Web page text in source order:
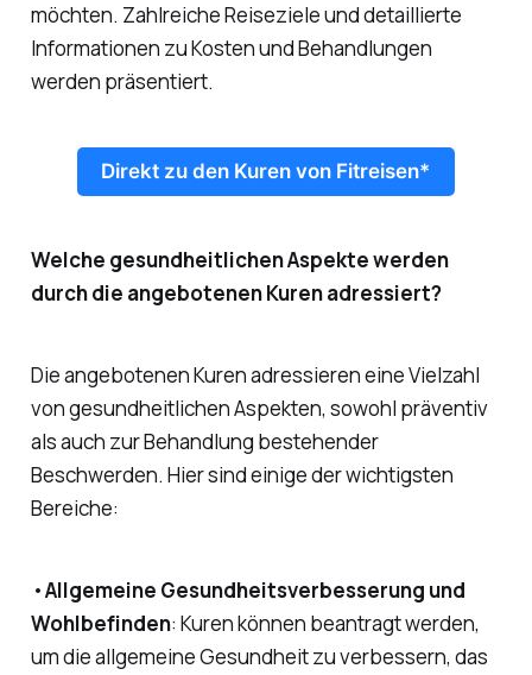
möchten. Zahlreiche Reiseziele und detaillierte
Informationen zu Kosten und Behandlungen
werden präsentiert.
Direkt zu den Kuren von Fitreisen*
Welche gesundheitlichen Aspekte werden
durch die angebotenen Kuren adressiert?
Die angebotenen Kuren adressieren eine Vielzahl
von gesundheitlichen Aspekten, sowohl präventiv
als auch zur Behandlung bestehender
Beschwerden. Hier sind einige der wichtigsten
Bereiche:
•Allgemeine Gesundheitsverbesserung und
Wohlbefinden: Kuren können beantragt werden,
um die allgemeine Gesundheit zu verbessern, das